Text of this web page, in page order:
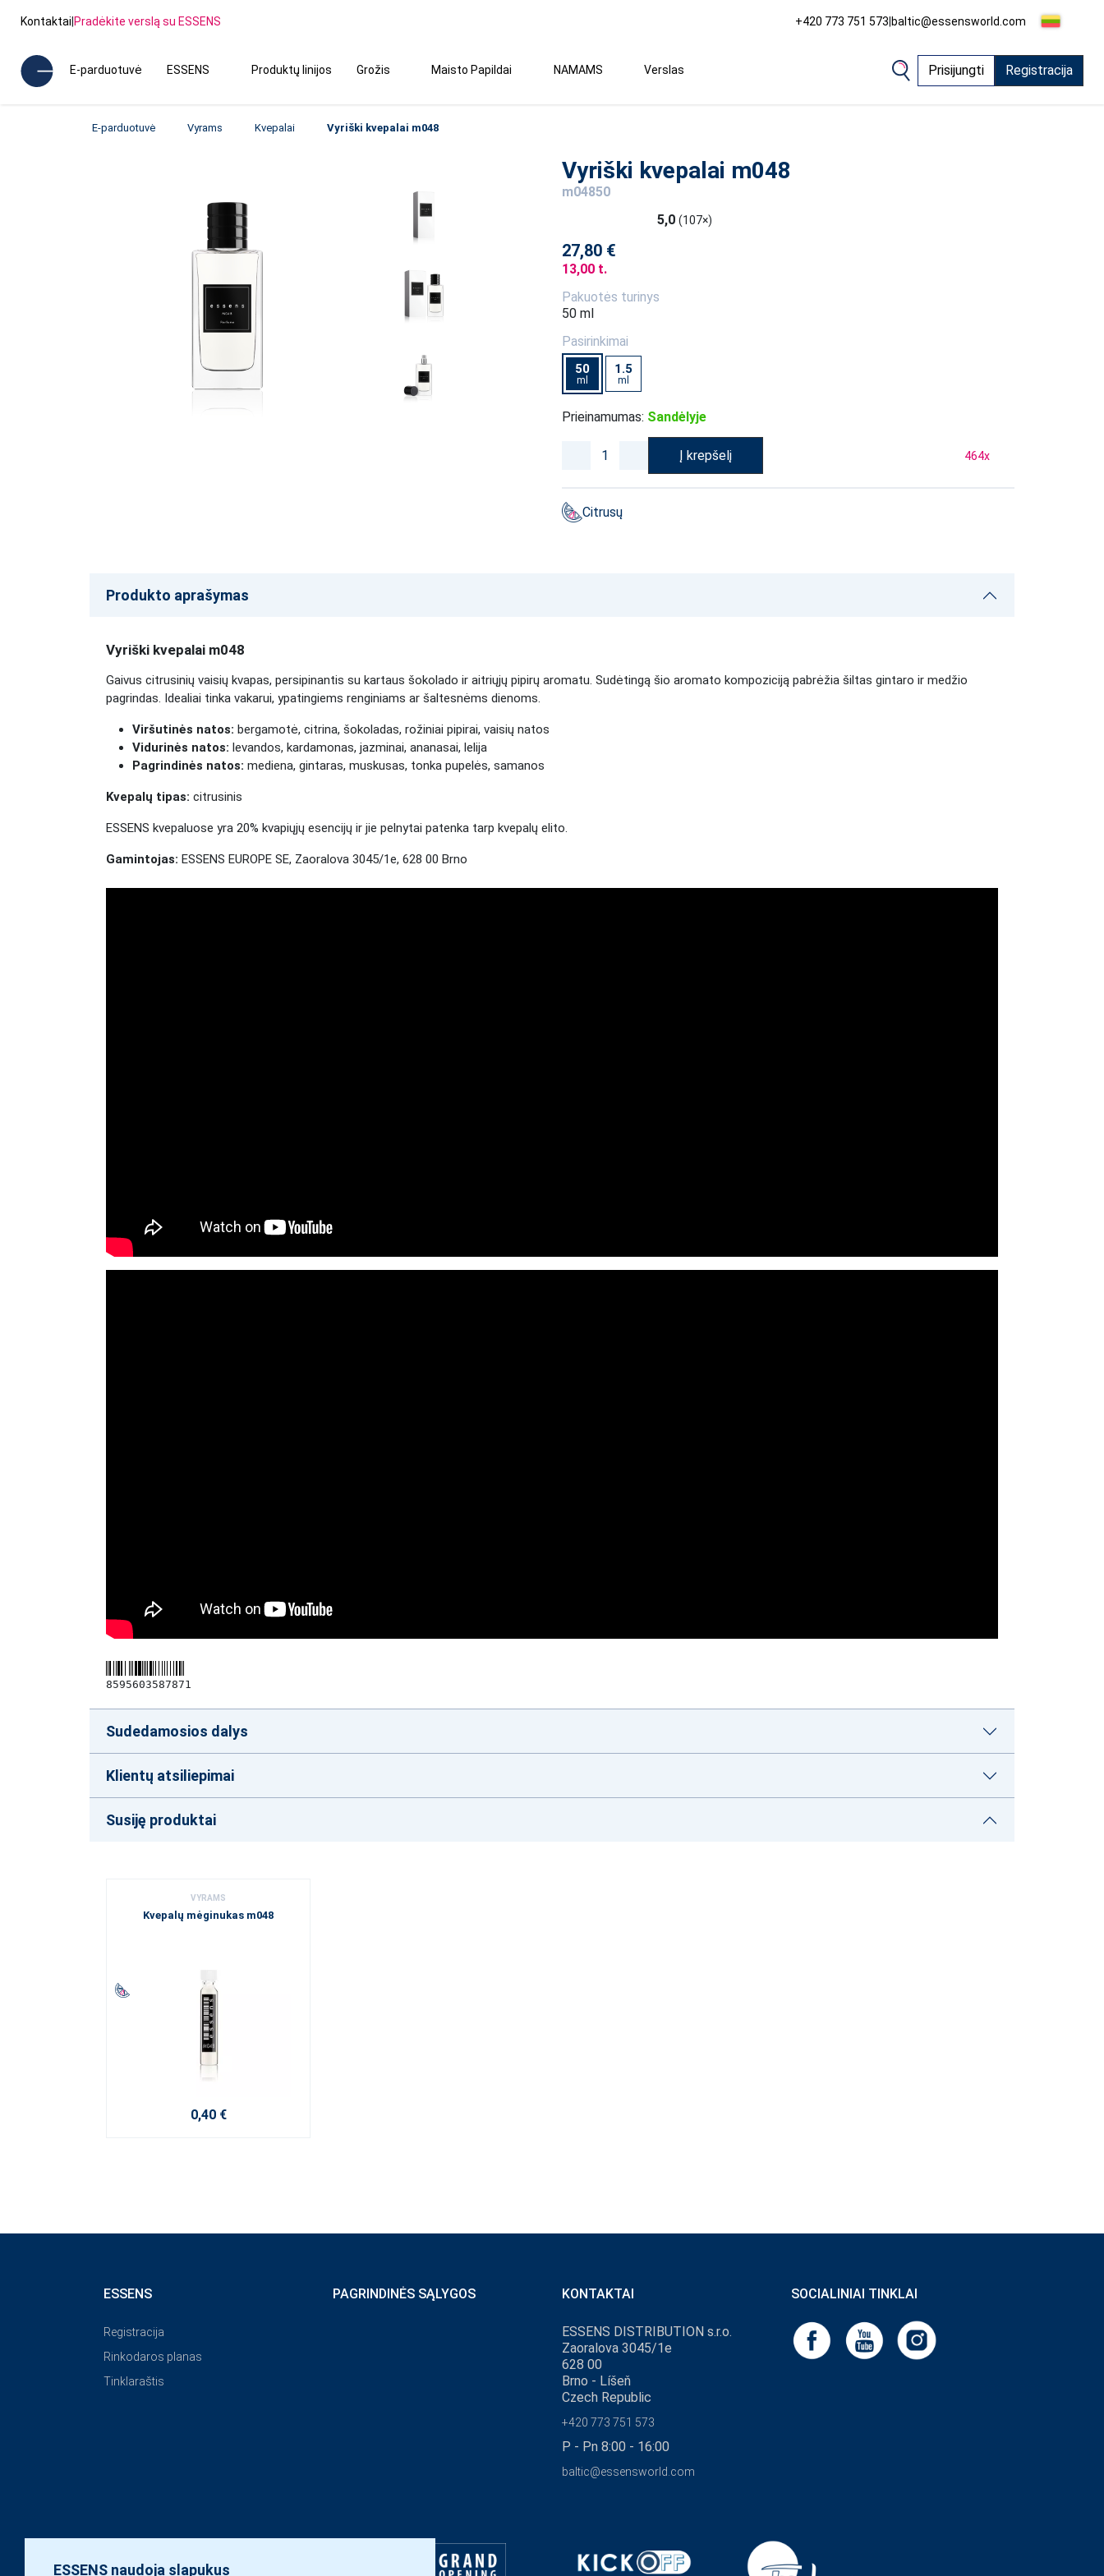
Kontaktai|Pradėkite verslą su ESSENS +420 773 751 573|baltic@essensworld.com
E-parduotuvė ESSENS Produktų linijos Grožis Maisto Papildai NAMAMS Verslas Prisijungti Registracija
E-parduotuvė Vyrams Kvepalai Vyriški kvepalai m048
Vyriški kvepalai m048
m04850
5,0 (107×)
27,80 €
13,00 t.
Pakuotės turinys
50 ml
Pasirinkimai
50
ml
1.5
ml
Prieinamumas: Sandėlyje
Į krepšelį 464x
Citrusų
Produkto aprašymas
Vyriški kvepalai m048
Gaivus citrusinių vaisių kvapas, persipinantis su kartaus šokolado ir aitriųjų pipirų aromatu. Sudėtingą šio aromato kompoziciją pabrėžia šiltas gintaro ir medžio
pagrindas. Idealiai tinka vakarui, ypatingiems renginiams ar šaltesnėms dienoms.
Viršutinės natos: bergamotė, citrina, šokoladas, rožiniai pipirai, vaisių natos
Vidurinės natos: levandos, kardamonas, jazminai, ananasai, lelija
Pagrindinės natos: mediena, gintaras, muskusas, tonka pupelės, samanos
Kvepalų tipas: citrusinis
ESSENS kvepaluose yra 20% kvapiųjų esencijų ir jie pelnytai patenka tarp kvepalų elito.
Gamintojas: ESSENS EUROPE SE, Zaoralova 3045/1e, 628 00 Brno
8595603587871
Sudedamosios dalys
Klientų atsiliepimai
Susiję produktai
VYRAMS
Kvepalų mėginukas m048
0,40 €
ESSENS naudoja slapukus
ESSENS
Registracija
Rinkodaros planas
Tinklaraštis
PAGRINDINĖS SĄLYGOS KONTAKTAI
ESSENS DISTRIBUTION s.r.o.
Zaoralova 3045/1e
628 00
Brno - Líšeň
Czech Republic
+420 773 751 573
P - Pn 8:00 - 16:00
baltic@essensworld.com
SOCIALINIAI TINKLAI